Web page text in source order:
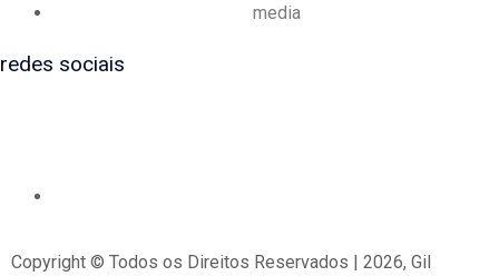
media
redes sociais
Copyright © Todos os Direitos Reservados | 2026, Gil